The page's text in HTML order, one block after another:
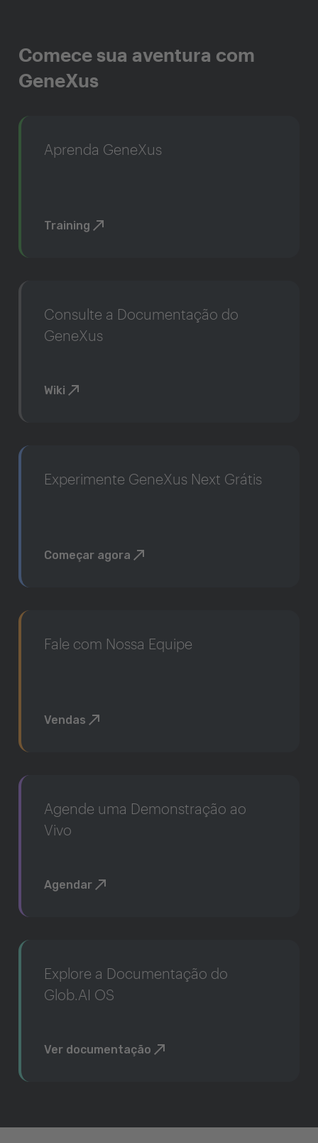
Comece sua aventura com
GeneXus
Aprenda GeneXus
Training
Consulte a Documentação do
GeneXus
Wiki
Experimente GeneXus Next Grátis
Começar agora
Fale com Nossa Equipe
Vendas
Agende uma Demonstração ao
Vivo
Agendar
Explore a Documentação do
Glob.AI OS
Ver documentação